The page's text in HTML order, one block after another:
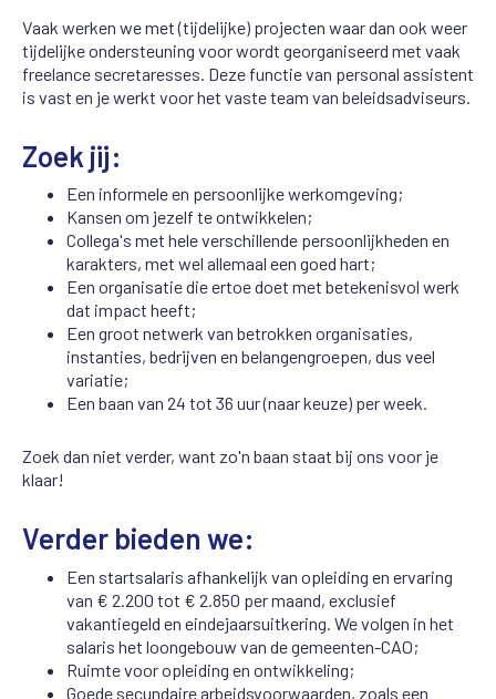
Vaak werken we met (tijdelijke) projecten waar dan ook weer
tijdelijke ondersteuning voor wordt georganiseerd met vaak
freelance secretaresses. Deze functie van personal assistent
is vast en je werkt voor het vaste team van beleidsadviseurs.
Zoek jij:
Een informele en persoonlijke werkomgeving;
Kansen om jezelf te ontwikkelen;
Collega's met hele verschillende persoonlijkheden en
karakters, met wel allemaal een goed hart;
Een organisatie die ertoe doet met betekenisvol werk
dat impact heeft;
Een groot netwerk van betrokken organisaties,
instanties, bedrijven en belangengroepen, dus veel
variatie;
Een baan van 24 tot 36 uur (naar keuze) per week.
Zoek dan niet verder, want zo'n baan staat bij ons voor je
klaar!
Verder bieden we:
Een startsalaris afhankelijk van opleiding en ervaring
van € 2.200 tot € 2.850 per maand, exclusief
vakantiegeld en eindejaarsuitkering. We volgen in het
salaris het loongebouw van de gemeenten-CAO;
Ruimte voor opleiding en ontwikkeling;
Goede secundaire arbeidsvoorwaarden, zoals een